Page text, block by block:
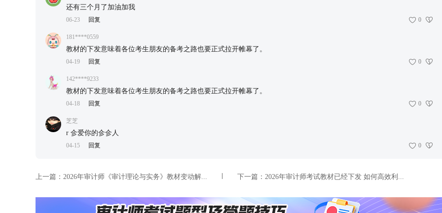
还有三个月了加油加我
06-23 回复 0
181****0559
教材的下发意味着各位考生朋友的备考之路也要正式拉开帷幕了。
04-19 回复 0
142****9233
教材的下发意味着各位考生朋友的备考之路也要正式拉开帷幕了。
04-18 回复 0
芝芝
r 㐱爱你的㐱㐱人
04-15 回复 0
上一篇： 2026年审计师《审计理论与实务》教材变动解... 下一篇： 2026年审计师考试教材已经下发 如何高效利...